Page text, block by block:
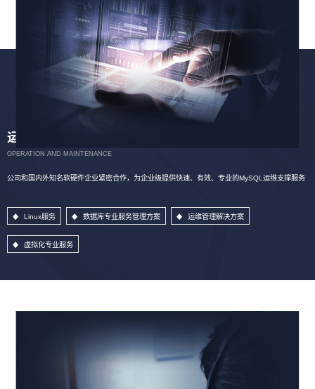
运维服务
OPERATION AND MAINTENANCE
公司和国内外知名软硬件企业紧密合作，为企业级提供快速、有效、专业的MySQL运维支撑服务
Linux服务 数据库专业服务管理方案 运维管理解决方案
虚拟化专业服务